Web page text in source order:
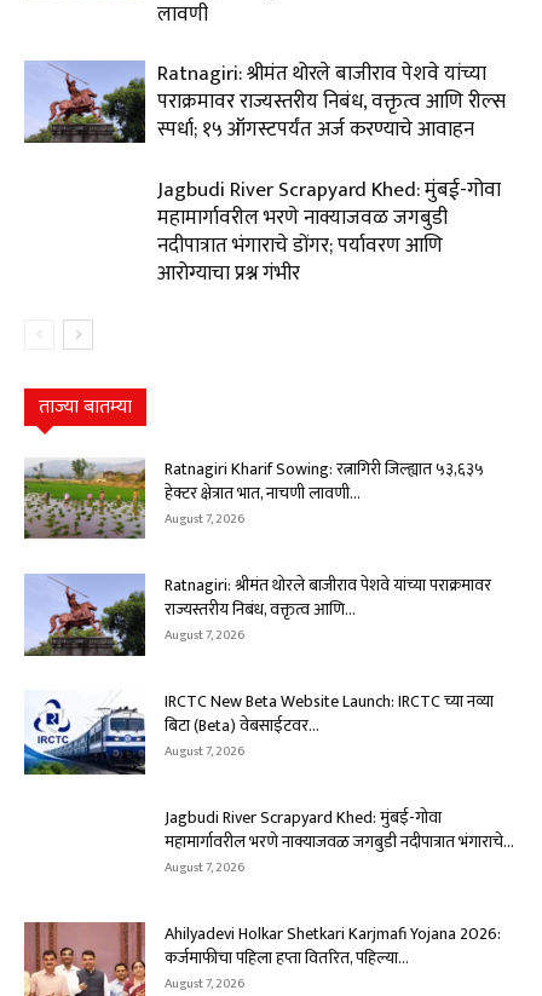
लावणी
Ratnagiri: श्रीमंत थोरले बाजीराव पेशवे यांच्या
पराक्रमावर राज्यस्तरीय निबंध, वक्तृत्व आणि रील्स
स्पर्धा; १५ ऑगस्टपर्यंत अर्ज करण्याचे आवाहन
Jagbudi River Scrapyard Khed: मुंबई-गोवा
महामार्गावरील भरणे नाक्याजवळ जगबुडी
नदीपात्रात भंगाराचे डोंगर; पर्यावरण आणि
आरोग्याचा प्रश्न गंभीर
ताज्या बातम्या
Ratnagiri Kharif Sowing: रत्नागिरी जिल्ह्यात ५३,६३५
हेक्टर क्षेत्रात भात, नाचणी लावणी...
August 7, 2026
Ratnagiri: श्रीमंत थोरले बाजीराव पेशवे यांच्या पराक्रमावर
राज्यस्तरीय निबंध, वक्तृत्व आणि...
August 7, 2026
IRCTC New Beta Website Launch: IRCTC च्या नव्या
बिटा (Beta) वेबसाईटवर...
August 7, 2026
Jagbudi River Scrapyard Khed: मुंबई-गोवा
महामार्गावरील भरणे नाक्याजवळ जगबुडी नदीपात्रात भंगाराचे...
August 7, 2026
Ahilyadevi Holkar Shetkari Karjmafi Yojana 2026:
कर्जमाफीचा पहिला हप्ता वितरित, पहिल्या...
August 7, 2026